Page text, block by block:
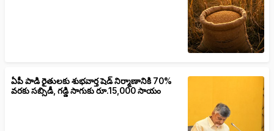
ఏపీ పాడి రైతులకు శుభవార్త షెడ్ నిర్మాణానికి 70%
వరకు సబ్సిడీ, గడ్డి సాగుకు రూ.15,000 సాయం